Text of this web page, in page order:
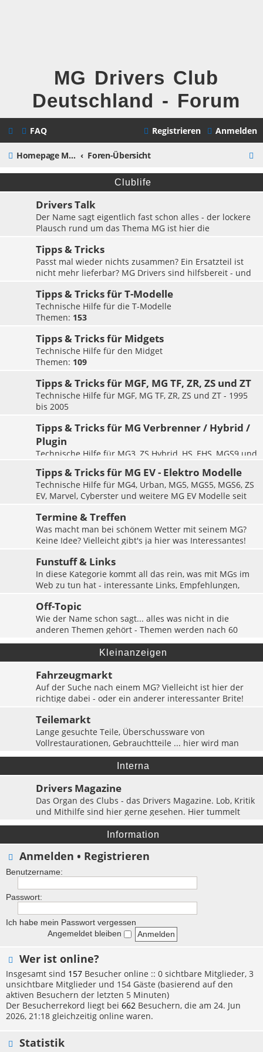
MG Drivers Club
Deutschland - Forum
FAQ Anmelden
Registrieren
Homepage MG Drivers Club Deutschland Foren-Übersicht
u
c
Clublife
Drivers Talk
Der Name sagt eigentlich fast schon alles - der lockere
Plausch rund um das Thema MG ist hier die
Themen: 6743
Tipps & Tricks
Passt mal wieder nichts zusammen? Ein Ersatzteil ist
nicht mehr lieferbar? MG Drivers sind hilfsbereit - und
Beiträge zu MGA, MGB und Co.
Themen:9038
Tipps & Tricks für T-Modelle
Technische Hilfe für die T-Modelle
Themen: 153
Tipps & Tricks für Midgets
Technische Hilfe für den Midget
Themen: 109
Tipps & Tricks für MGF, MG TF, ZR, ZS und ZT
Technische Hilfe für MGF, MG TF, ZR, ZS und ZT - 1995
bis 2005
Tipps & Tricks für MG Verbrenner / Hybrid /
Plugin
Technische Hilfe für MG3, ZS Hybrid, HS, EHS, MGS9 und
Themen: 147
Tipps & Tricks für MG EV - Elektro Modelle
Technische Hilfe für MG4, Urban, MG5, MGS5, MGS6, ZS
EV, Marvel, Cyberster und weitere MG EV Modelle seit
Themen:36
Termine & Treffen
Was macht man bei schönem Wetter mit seinem MG?
Keine Idee? Vielleicht gibt's ja hier was Interessantes!
Funstuff & Links
In diese Kategorie kommt all das rein, was mit MGs im
Web zu tun hat - interessante Links, Empfehlungen,
Themen:351
Off-Topic
Wie der Name schon sagt... alles was nicht in die
anderen Themen gehört - Themen werden nach 60
Tagen Inaktivität automatisch gelöscht.
Kleinanzeigen
Fahrzeugmarkt
Auf der Suche nach einem MG? Vielleicht ist hier der
richtige dabei - oder ein anderer interessanter Brite!
Themen:36
Teilemarkt
Lange gesuchte Teile, Überschussware von
Vollrestaurationen, Gebrauchtteile ... hier wird man
fündig! Oder aber jemand meldet sich auf eine
Suchanzeige, wer weiß?
Themen:86
Interna
Drivers Magazine
Das Organ des Clubs - das Drivers Magazine. Lob, Kritik
und Mithilfe sind hier gerne gesehen. Hier tummelt
sich die Redaktion & das Layout-Department!
Information
Anmelden • Registrieren
Benutzername:
Passwort:
Ich habe mein Passwort vergessen
Angemeldet bleiben
Wer ist online?
Insgesamt sind 157 Besucher online :: 0 sichtbare Mitglieder, 3
unsichtbare Mitglieder und 154 Gäste (basierend auf den
aktiven Besuchern der letzten 5 Minuten)
Der Besucherrekord liegt bei 662 Besuchern, die am 24. Jun
2026, 21:18 gleichzeitig online waren.
Statistik